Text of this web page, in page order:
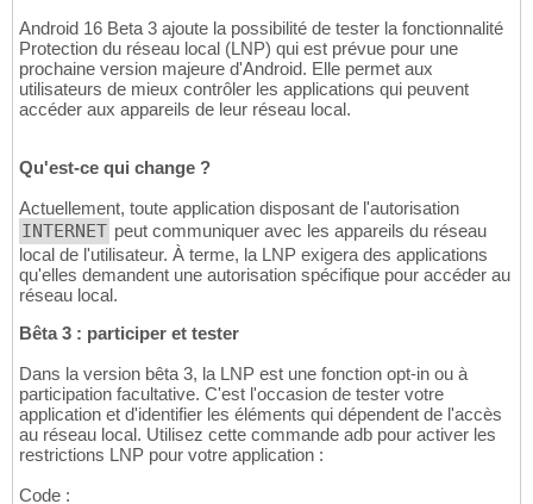
Android 16 Beta 3 ajoute la possibilité de tester la fonctionnalité
Protection du réseau local (LNP) qui est prévue pour une
prochaine version majeure d'Android. Elle permet aux
utilisateurs de mieux contrôler les applications qui peuvent
accéder aux appareils de leur réseau local.
Qu'est-ce qui change ?
Actuellement, toute application disposant de l'autorisation
INTERNET peut communiquer avec les appareils du réseau
local de l'utilisateur. À terme, la LNP exigera des applications
qu'elles demandent une autorisation spécifique pour accéder au
réseau local.
Bêta 3 : participer et tester
Dans la version bêta 3, la LNP est une fonction opt-in ou à
participation facultative. C'est l'occasion de tester votre
application et d'identifier les éléments qui dépendent de l'accès
au réseau local. Utilisez cette commande adb pour activer les
restrictions LNP pour votre application :
Code :